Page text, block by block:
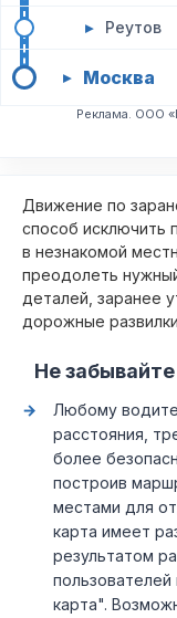
▸ Реутов
▸ Москва
Реклама. ООО
Движение по
способ исключить
в незнакомой
преодолеть
деталей, заранее
дорожные
Не
Любому
расстояния,
более
построив
местами для
карта имеет
результатом
карта".